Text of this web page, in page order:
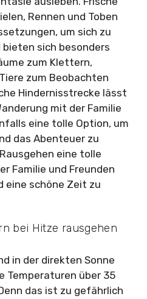
Rennen und Toben
um sich zu
sich besonders
zum Klettern,
zum Beobachten
Hindernisstrecke lässt
mit der Familie
eine tolle Option, um
das Abenteuer zu
eine tolle
Familie und Freunden
eine schöne Zeit zu
bei Hitze rausgehen
in der direkten Sonne
Temperaturen über 35
das ist zu gefährlich